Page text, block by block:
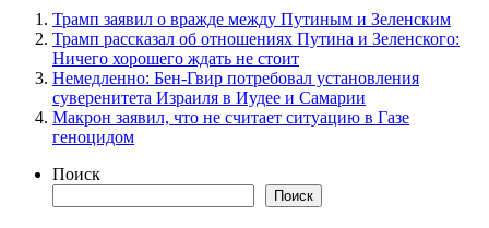
Трамп заявил о вражде между Путиным и Зеленским
Трамп рассказал об отношениях Путина и Зеленского:
Ничего хорошего ждать не стоит
Немедленно: Бен-Гвир потребовал установления
суверенитета Израиля в Иудее и Самарии
Макрон заявил, что не считает ситуацию в Газе
геноцидом
Поиск
Поиск